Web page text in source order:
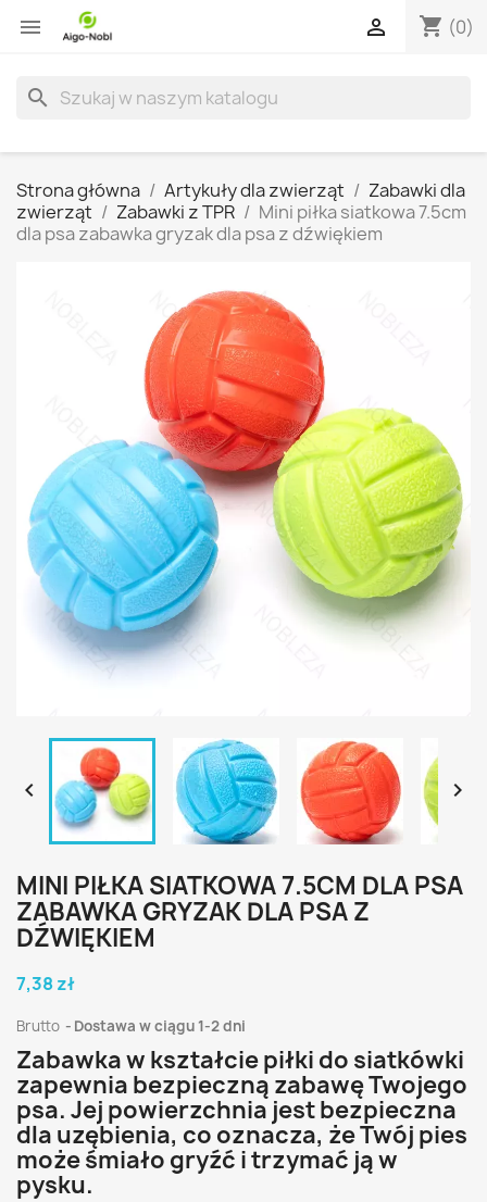
 shopping_cart (0)

search
Strona główna Artykuły dla zwierząt
Zabawki dla
zwierząt
Zabawki z TPR
Mini piłka siatkowa 7.5cm
dla psa zabawka gryzak dla psa z dźwiękiem
 
MINI PIŁKA SIATKOWA 7.5CM DLA PSA
ZABAWKA GRYZAK DLA PSA Z
DŹWIĘKIEM
7,38 zł
Brutto Dostawa w ciągu 1-2 dni
Zabawka w kształcie piłki do siatkówki
zapewnia bezpieczną zabawę Twojego
psa. Jej powierzchnia jest bezpieczna
dla uzębienia, co oznacza, że Twój pies
może śmiało gryźć i trzymać ją w
pysku.